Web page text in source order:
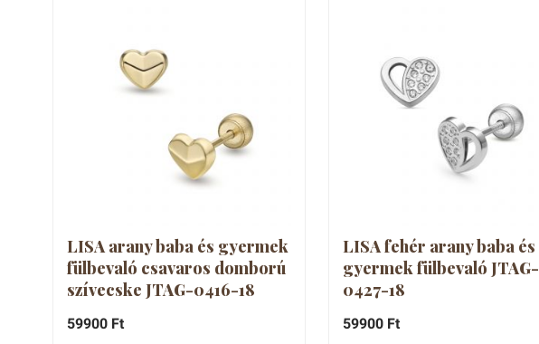
LISA arany baba és gyermek
fülbevaló csavaros domború
szívecske JTAG-0416-18
59900 Ft
LISA fehér arany baba és
gyermek fülbevaló JTAG-
0427-18
59900 Ft